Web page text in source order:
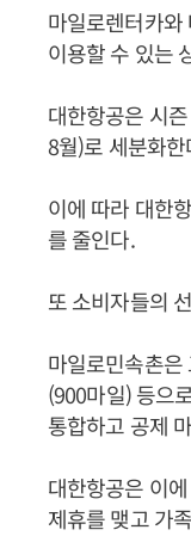
마일로렌터카
이용할 수 있는
대한항공은 시
8월)로 세분화한
이에 따라 대한
를 줄인다.
또 소비자들의
마일로민속촌
(900마일) 등으
통합하고 공제
대한항공은 이
제휴를 맺고 가